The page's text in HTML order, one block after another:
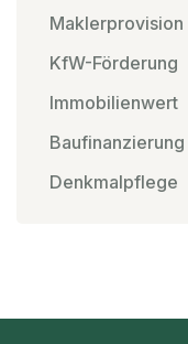
Maklerprovision
KfW-Förderung
Immobilienwert
Baufinanzierung
Denkmalpflege